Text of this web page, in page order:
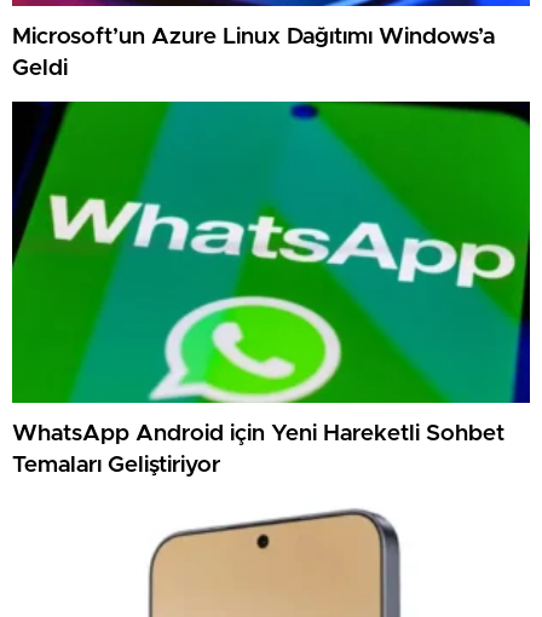
Microsoft’un Azure Linux Dağıtımı Windows’a
Geldi
WhatsApp Android için Yeni Hareketli Sohbet
Temaları Geliştiriyor